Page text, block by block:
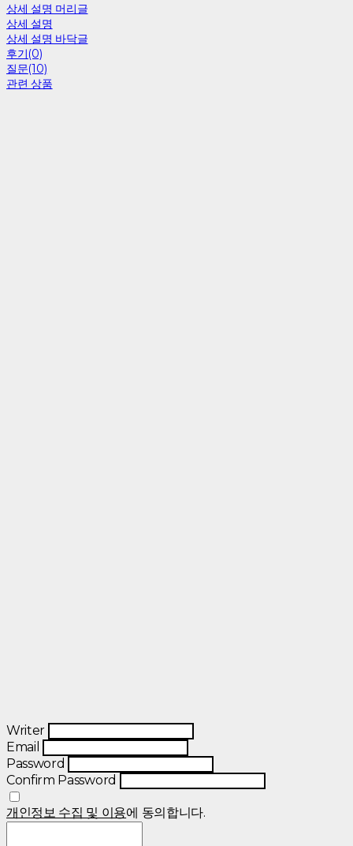
상세 설명 머리글
상세 설명
상세 설명 바닥글
후기(0)
질문(10)
관련 상품
Writer
Email
Password
Confirm Password
개인정보 수집 및 이용에 동의합니다.